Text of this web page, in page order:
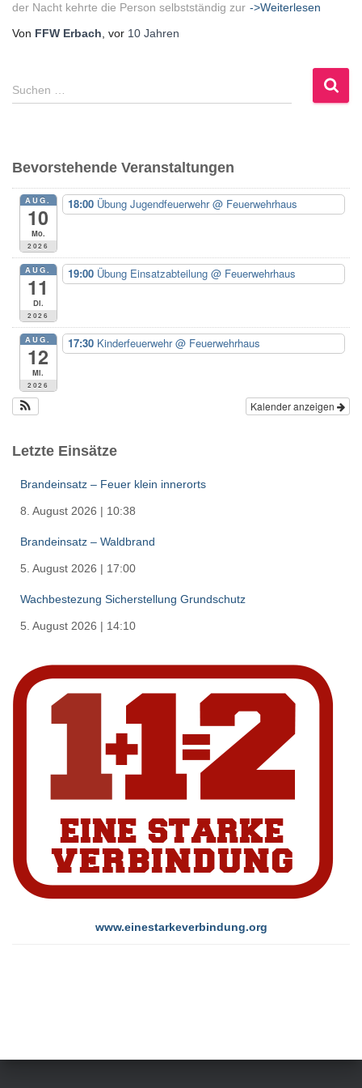
der Nacht kehrte die Person selbstständig zur ->Weiterlesen
Von FFW Erbach , vor 10 Jahren
S
u
n
n
:
Suchen …
Bevorstehende Veranstaltungen
AUG.
10
Mo.
2026
18:00 Übung Jugendfeuerwehr@ Feuerwehrhaus
AUG.
11
Di.
2026
19:00 Übung Einsatzabteilung @ Feuerwehrhaus
AUG.
12
Mi.
2026
17:30 Kinderfeuerwehr@ Feuerwehrhaus
Kalender anzeigen
Letzte Einsätze
Brandeinsatz – Feuer klein innerorts
8. August 2026 | 10:38
Brandeinsatz – Waldbrand
5. August 2026 | 17:00
Wachbestezung Sicherstellung Grundschutz
5. August 2026 | 14:10
www.einestarkeverbindung.org